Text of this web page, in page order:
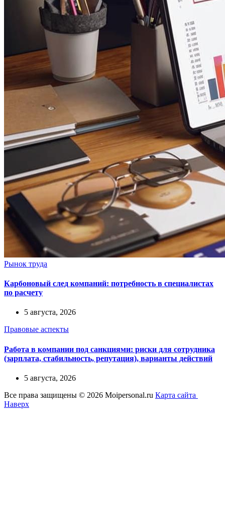
Рынок труда
Карбоновый след компаний: потребность в специалистах
по расчету
5 августа, 2026
Правовые аспекты
Работа в компании под санкциями: риски для сотрудника
(зарплата, стабильность, репутация), варианты действий
5 августа, 2026
Все права защищены © 2026 Moipersonal.ru Карта сайта
Наверх